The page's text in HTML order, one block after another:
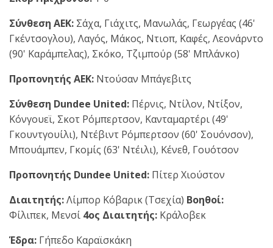
Σύνθεση ΑΕΚ: Σάχα, Γιάχιτς, Μανωλάς, Γεωργέας (46'
Γκέντσογλου), Λαγός, Μάκος, Ντιοπ, Καφές, Λεονάρντο
(90' Καράμπελας), Σκόκο, Τζιμπούρ (58' Μπλάνκο)
Προπονητής ΑΕΚ: Ντούσαν Μπάγεβιτς
Σύνθεση Dundee United: Πέρνις, Ντίλον, Ντίξον,
Κόνγουεϊ, Σκοτ Ρόμπερτσον, Κανταμαρτέρι (49'
Γκουντγουίλι), Ντέβιντ Ρόμπερτσον (60' Σουόνσον),
Μπουάμπεν, Γκομίς (63' Ντέιλι), Κένεθ, Γουότσον
Προπονητής Dundee United: Πίτερ Χιούστον
Διαιτητής:Λίμπορ Κόβαρικ (Τσεχία) Βοηθοί:
Φίλιπεκ, Μενσί 4ος Διαιτητής: Κράλοβεκ
Έδρα: Γήπεδο Καραϊσκάκη